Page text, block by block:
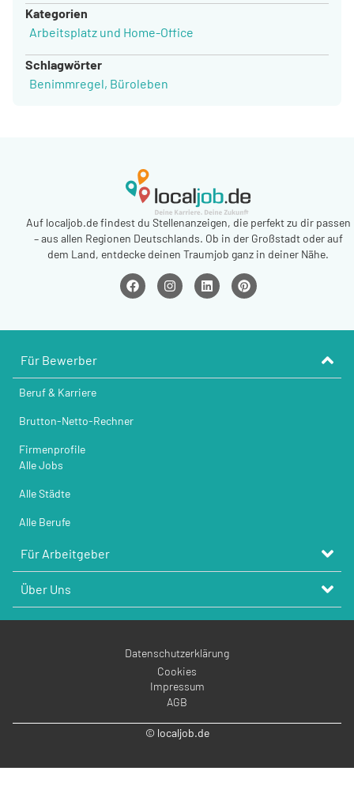
Kategorien
Arbeitsplatz und Home-Office
Schlagwörter
Benimmregel, Büroleben
Auf localjob.de findest du Stellenanzeigen, die perfekt zu dir passen
– aus allen Regionen Deutschlands. Ob in der Großstadt oder auf
dem Land, entdecke deinen Traumjob ganz in deiner Nähe.
Für Bewerber
Beruf & Karriere
Brutton-Netto-Rechner
Firmenprofile
Alle Jobs
Alle Städte
Alle Berufe
Für Arbeitgeber
Über Uns
Datenschutzerklärung
Cookies
Impressum
AGB
© localjob.de